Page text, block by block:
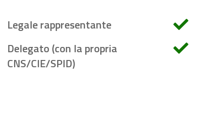
Legale rappresentante
Delegato (con la propria
CNS/CIE/SPID)